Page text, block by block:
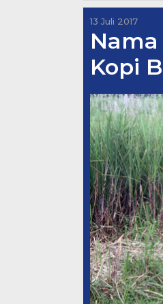
13 Juli 2017
Kopi